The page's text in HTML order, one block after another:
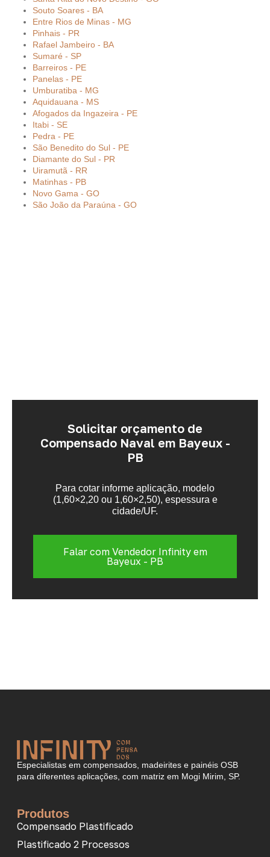
Souto Soares - BA
Entre Rios de Minas - MG
Pinhais - PR
Rafael Jambeiro - BA
Sumaré - SP
Barreiros - PE
Panelas - PE
Umburatiba - MG
Aquidauana - MS
Afogados da Ingazeira - PE
Itabi - SE
Pedra - PE
São Benedito do Sul - PE
Diamante do Sul - PR
Uiramutã - RR
Matinhas - PB
Novo Gama - GO
São João da Paraúna - GO
Solicitar orçamento de
Compensado Naval em Bayeux -
PB
Para cotar informe aplicação, modelo
(1,60×2,20 ou 1,60×2,50), espessura e
cidade/UF.
Falar com Vendedor Infinity em
Bayeux - PB
Especialistas em compensados, madeirites e painéis OSB
para diferentes aplicações, com matriz em Mogi Mirim, SP.
Produtos
Compensado Plastificado
Plastificado 2 Processos